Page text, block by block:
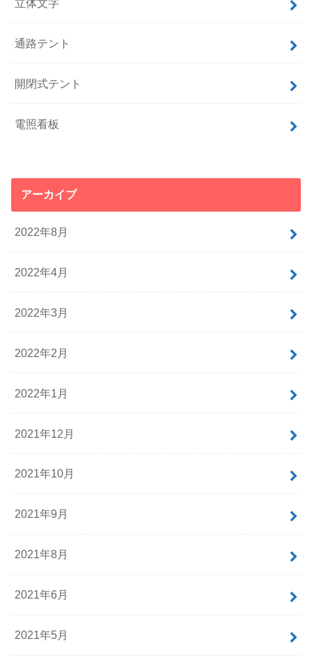
立体文字
通路テント
開閉式テント
電照看板
アーカイブ
2022年8月
2022年4月
2022年3月
2022年2月
2022年1月
2021年12月
2021年10月
2021年9月
2021年8月
2021年6月
2021年5月